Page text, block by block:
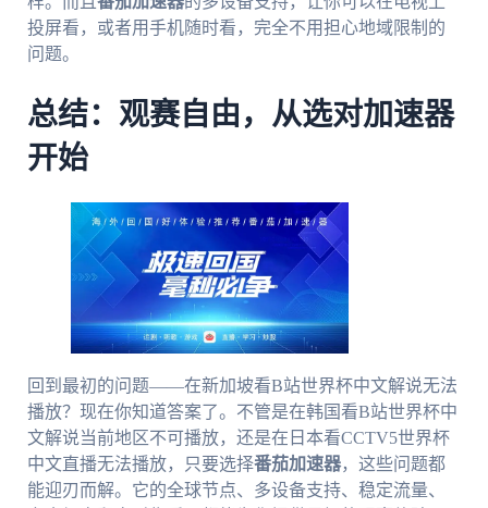
投屏看，或者用手机随时看，完全不用担心地域限制的
问题。
总结：观赛自由，从选对加速器
开始
回到最初的问题——在新加坡看B站世界杯中文解说无法
播放？现在你知道答案了。不管是在韩国看B站世界杯中
文解说当前地区不可播放，还是在日本看CCTV5世界杯
中文直播无法播放，只要选择番茄加速器，这些问题都
能迎刃而解。它的全球节点、多设备支持、稳定流量、